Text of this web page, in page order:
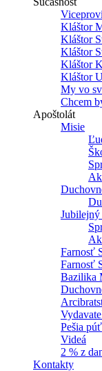
Kláštor
Kláštor
Kláštor
Kláštor
Kláštor
My vo
Chcem
Apoštolát
Misie
Farnosť
Farnosť
Bazilika
Pešia púť
Videá
2 % z
Kontakty